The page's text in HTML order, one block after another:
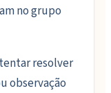
no grupo
resolver
observação